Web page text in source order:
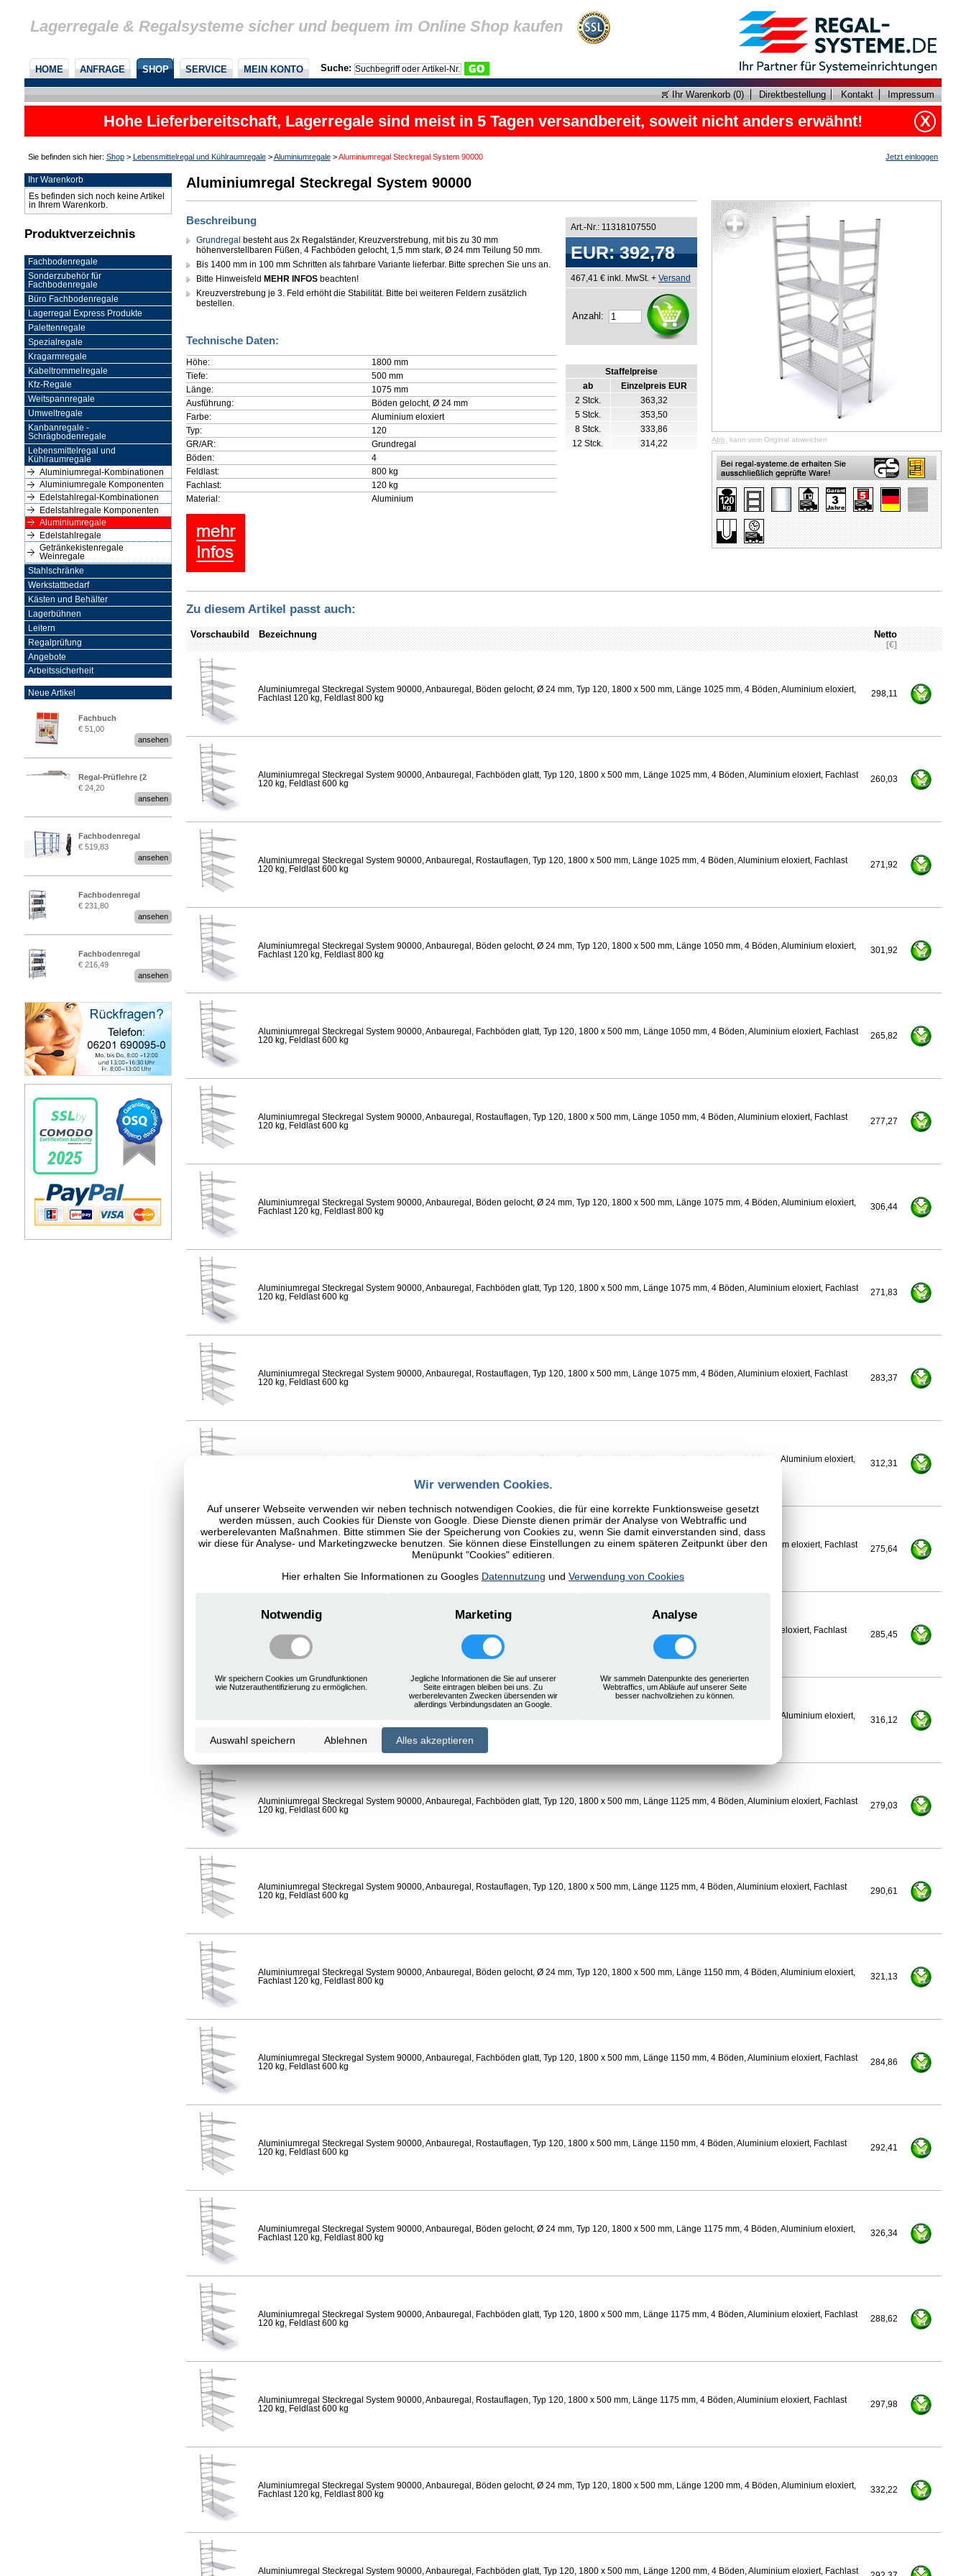
Lagerregale & Regalsysteme sicher und bequem im Online Shop kaufen
HOME ANFRAGE SHOP SERVICE MEIN KONTO Suche:
Ihr Warenkorb (0) Direktbestellung Kontakt Impressum
Hohe Lieferbereitschaft, Lagerregale sind meist in 5 Tagen versandbereit, soweit nicht anders erwähnt! X
Jetzt einloggen
Sie befinden sich hier: Shop> Lebensmittelregal und Kühlraumregale>Aluminiumregale>Aluminiumregal Steckregal System 90000
Ihr Warenkorb
Es befinden sich noch keine Artikel
in Ihrem Warenkorb.
Produktverzeichnis
Fachbodenregale
Sonderzubehör für
Fachbodenregale
Büro Fachbodenregale
Lagerregal Express Produkte
Palettenregale
Spezialregale
Kragarmregale
Kabeltrommelregale
Kfz-Regale
Weitspannregale
Umweltregale
Kanbanregale -
Schrägbodenregale
Lebensmittelregal und
Kühlraumregale
Aluminiumregal-Kombinationen
Aluminiumregale Komponenten
Edelstahlregal-Kombinationen
Edelstahlregale Komponenten
Aluminiumregale
Edelstahlregale
Getränkekistenregale
Weinregale
Stahlschränke
Werkstattbedarf
Kästen und Behälter
Lagerbühnen
Leitern
Regalprüfung
Angebote
Arbeitssicherheit
Neue Artikel
Fachbuch
„Regalprüfung nach DIN
€ 51,00
ansehen
Regal-Prüflehre (2
Stück)
€ 24,20
ansehen
Fachbodenregal
Stecksystem MultiPlus
2,25 Meter breit
€ 519,83
ansehen
Fachbodenregal
Stecksystem MultiPlus
€ 231,80
ansehen
Fachbodenregal
Stecksystem MultiPlus
€ 216,49
ansehen
Aluminiumregal Steckregal System 90000
Abb. kann vom Original abweichen
Art.-Nr.: 11318107550
EUR: 392,78
467,41 € inkl. MwSt. + Versand
Anzahl:
Staffelpreise
ab
Einzelpreis EUR
2 Stck.
363,32
5 Stck.
353,50
8 Stck.
333,86
12 Stck.
314,22
Beschreibung
Grundregal besteht aus 2x Regalständer, Kreuzverstrebung, mit bis zu 30 mm
höhenverstellbaren Füßen, 4 Fachböden gelocht, 1,5 mm stark, Ø 24 mm Teilung 50 mm.
Bis 1400 mm in 100 mm Schritten als fahrbare Variante lieferbar. Bitte sprechen Sie uns an.
Bitte Hinweisfeld MEHR INFOS beachten!
Kreuzverstrebung je 3. Feld erhöht die Stabilität. Bitte bei weiteren Feldern zusätzlich
bestellen.
Technische Daten:
Höhe:
1800 mm
Tiefe:
500 mm
Länge:
1075 mm
Ausführung:
Böden gelocht, Ø 24 mm
Farbe:
Aluminium eloxiert
Typ:
120
GR/AR:
Grundregal
Böden:
4
Feldlast:
800 kg
Fachlast:
120 kg
Material:
Aluminium
Zu diesem Artikel passt auch:
Vorschaubild Bezeichnung Netto
[€]
Aluminiumregal Steckregal System 90000, Anbauregal, Böden gelocht, Ø 24 mm, Typ 120, 1800 x 500 mm, Länge 1025 mm, 4 Böden, Aluminium eloxiert,
Fachlast 120 kg, Feldlast 800 kg
298,11
Aluminiumregal Steckregal System 90000, Anbauregal, Fachböden glatt, Typ 120, 1800 x 500 mm, Länge 1025 mm, 4 Böden, Aluminium eloxiert, Fachlast
120 kg, Feldlast 600 kg
260,03
Aluminiumregal Steckregal System 90000, Anbauregal, Rostauflagen, Typ 120, 1800 x 500 mm, Länge 1025 mm, 4 Böden, Aluminium eloxiert, Fachlast
120 kg, Feldlast 600 kg
271,92
Aluminiumregal Steckregal System 90000, Anbauregal, Böden gelocht, Ø 24 mm, Typ 120, 1800 x 500 mm, Länge 1050 mm, 4 Böden, Aluminium eloxiert,
Fachlast 120 kg, Feldlast 800 kg
301,92
Aluminiumregal Steckregal System 90000, Anbauregal, Fachböden glatt, Typ 120, 1800 x 500 mm, Länge 1050 mm, 4 Böden, Aluminium eloxiert, Fachlast
120 kg, Feldlast 600 kg
265,82
Aluminiumregal Steckregal System 90000, Anbauregal, Rostauflagen, Typ 120, 1800 x 500 mm, Länge 1050 mm, 4 Böden, Aluminium eloxiert, Fachlast
120 kg, Feldlast 600 kg
277,27
Aluminiumregal Steckregal System 90000, Anbauregal, Böden gelocht, Ø 24 mm, Typ 120, 1800 x 500 mm, Länge 1075 mm, 4 Böden, Aluminium eloxiert,
Fachlast 120 kg, Feldlast 800 kg
306,44
Aluminiumregal Steckregal System 90000, Anbauregal, Fachböden glatt, Typ 120, 1800 x 500 mm, Länge 1075 mm, 4 Böden, Aluminium eloxiert, Fachlast
120 kg, Feldlast 600 kg
271,83
Aluminiumregal Steckregal System 90000, Anbauregal, Rostauflagen, Typ 120, 1800 x 500 mm, Länge 1075 mm, 4 Böden, Aluminium eloxiert, Fachlast
120 kg, Feldlast 600 kg
283,37
Aluminiumregal Steckregal System 90000, Anbauregal, Böden gelocht, Ø 24 mm, Typ 120, 1800 x 500 mm, Länge 1100 mm, 4 Böden, Aluminium eloxiert,
312,31
Aluminiumregal Steckregal System 90000, Anbauregal, Fachböden glatt, Typ 120, 1800 x 500 mm, Länge 1100 mm, 4 Böden, Aluminium eloxiert, Fachlast
275,64
Aluminiumregal Steckregal System 90000, Anbauregal, Rostauflagen, Typ 120, 1800 x 500 mm, Länge 1100 mm, 4 Böden, Aluminium eloxiert, Fachlast
120 kg, Feldlast 600 kg
285,45
Aluminiumregal Steckregal System 90000, Anbauregal, Böden gelocht, Ø 24 mm, Typ 120, 1800 x 500 mm, Länge 1125 mm, 4 Böden, Aluminium eloxiert,
316,12
Aluminiumregal Steckregal System 90000, Anbauregal, Fachböden glatt, Typ 120, 1800 x 500 mm, Länge 1125 mm, 4 Böden, Aluminium eloxiert, Fachlast
120 kg, Feldlast 600 kg
279,03
Aluminiumregal Steckregal System 90000, Anbauregal, Rostauflagen, Typ 120, 1800 x 500 mm, Länge 1125 mm, 4 Böden, Aluminium eloxiert, Fachlast
120 kg, Feldlast 600 kg
290,61
Aluminiumregal Steckregal System 90000, Anbauregal, Böden gelocht, Ø 24 mm, Typ 120, 1800 x 500 mm, Länge 1150 mm, 4 Böden, Aluminium eloxiert,
Fachlast 120 kg, Feldlast 800 kg
321,13
Aluminiumregal Steckregal System 90000, Anbauregal, Fachböden glatt, Typ 120, 1800 x 500 mm, Länge 1150 mm, 4 Böden, Aluminium eloxiert, Fachlast
120 kg, Feldlast 600 kg
284,86
Aluminiumregal Steckregal System 90000, Anbauregal, Rostauflagen, Typ 120, 1800 x 500 mm, Länge 1150 mm, 4 Böden, Aluminium eloxiert, Fachlast
120 kg, Feldlast 600 kg
292,41
Aluminiumregal Steckregal System 90000, Anbauregal, Böden gelocht, Ø 24 mm, Typ 120, 1800 x 500 mm, Länge 1175 mm, 4 Böden, Aluminium eloxiert,
Fachlast 120 kg, Feldlast 800 kg
326,34
Aluminiumregal Steckregal System 90000, Anbauregal, Fachböden glatt, Typ 120, 1800 x 500 mm, Länge 1175 mm, 4 Böden, Aluminium eloxiert, Fachlast
120 kg, Feldlast 600 kg
288,62
Aluminiumregal Steckregal System 90000, Anbauregal, Rostauflagen, Typ 120, 1800 x 500 mm, Länge 1175 mm, 4 Böden, Aluminium eloxiert, Fachlast
120 kg, Feldlast 600 kg
297,98
Aluminiumregal Steckregal System 90000, Anbauregal, Böden gelocht, Ø 24 mm, Typ 120, 1800 x 500 mm, Länge 1200 mm, 4 Böden, Aluminium eloxiert,
Fachlast 120 kg, Feldlast 800 kg
332,22
Aluminiumregal Steckregal System 90000, Anbauregal, Fachböden glatt, Typ 120, 1800 x 500 mm, Länge 1200 mm, 4 Böden, Aluminium eloxiert, Fachlast
Wir verwenden Cookies.
Auf unserer Webseite verwenden wir neben technisch notwendigen Cookies, die für eine korrekte Funktionsweise gesetzt
werden müssen, auch Cookies für Dienste von Google. Diese Dienste dienen primär der Analyse von Webtraffic und
werberelevanten Maßnahmen. Bitte stimmen Sie der Speicherung von Cookies zu, wenn Sie damit einverstanden sind, dass
wir diese für Analyse- und Marketingzwecke benutzen. Sie können diese Einstellungen zu einem späteren Zeitpunkt über den
Menüpunkt "Cookies" editieren.
Hier erhalten Sie Informationen zu Googles Datennutzung und Verwendung von Cookies
Notwendig
Wir speichern Cookies um Grundfunktionen
wie Nutzerauthentifizierung zu ermöglichen.
Marketing
Jegliche Informationen die Sie auf unserer
Seite eintragen bleiben bei uns. Zu
werberelevanten Zwecken übersenden wir
allerdings Verbindungsdaten an Google.
Analyse
Wir sammeln Datenpunkte des generierten
Webtraffics, um Abläufe auf unserer Seite
besser nachvollziehen zu können.
Auswahl speichern Ablehnen Alles akzeptieren